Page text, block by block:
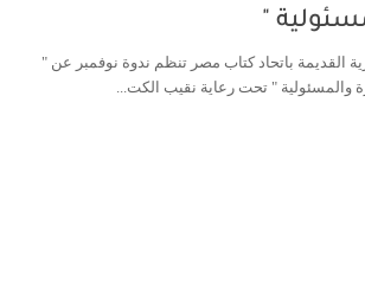
"
القديمة باتحاد كتاب مصر تنظم ندوة نوفمبر عن "
والمسئولية " تحت رعاية نقيب الكت...